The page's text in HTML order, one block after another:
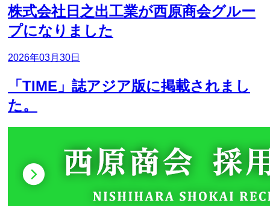
株式会社日之出工業が西原商会グルー
プになりました
2026年03月30日
「TIME」誌アジア版に掲載されまし
た。